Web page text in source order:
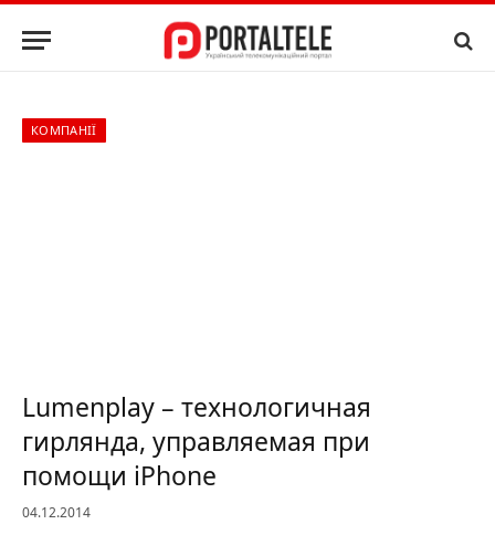
КОМПАНІЇ
Lumenplay – технологичная
гирлянда, управляемая при
помощи iPhone
04.12.2014